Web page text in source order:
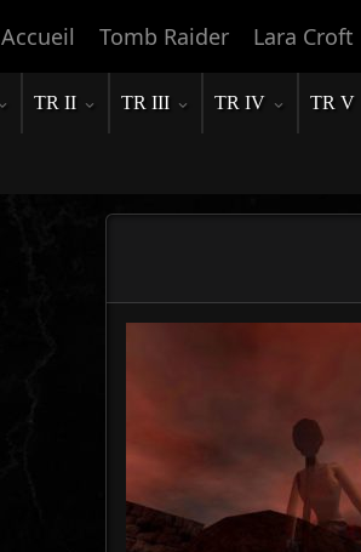
Accueil Tomb Raider Lara Croft
TR II TR III TR IV TR V